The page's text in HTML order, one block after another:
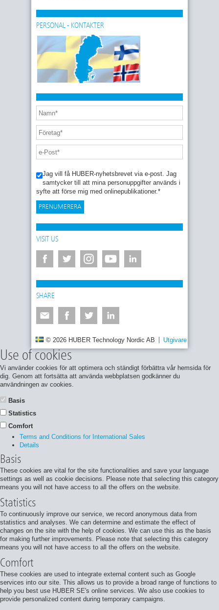
PERSONAL - KONTAKTER
Jag vill få HUBER-nyhetsbrevet via e-post. Jag
samtycker till att mina personuppgifter används i
syfte att förse mig med onlinepublikationer. *
VISIT US
SHARE
© 2026 HUBER Technology Nordic AB Utgivare
Use of cookies
Vi använder cookies för att optimera och ständigt förbättra vår hemsida för
dig. Genom att fortsätta att använda webbplatsen godkänner du
användningen av cookies.
Basis
Statistics
Comfort
Terms and Conditions for International Sales
Details
Basis
These cookies are vital for the site functionalities and save your language
settings as well as cookie decisions. Please note that selecting this category
means you will not have access to all the offers on the website.
Statistics
To continuously improve our service, we record anonymous data from
statistics and analyses. We can determine and estimate the effect of
changes on the site with the help of cookies. We can use this as the basis
for making further improvements. Please note that selecting this category
means you will not have access to all the offers on the website.
Comfort
These cookies are used to integrate external content such as Google
services into our site. This allows us to provide a broad range of functions to
help you best use HUBER SE's online services. We also use cookies to
provide personalized content during temporary campaigns.